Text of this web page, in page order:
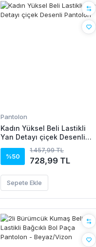
Pantolon
Kadın Yüksel Beli Lastikli
Yan Detayı çiçek Desenli
%50
1.457,99 TL
728,99 TL
Sepete Ekle